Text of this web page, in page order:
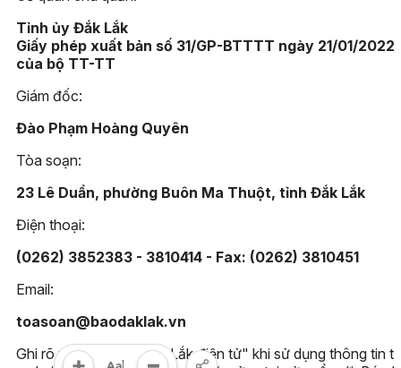
Tỉnh ủy Đắk Lắk
Giấy phép xuất bản số 31/GP-BTTTT ngày 21/01/2022
của bộ TT-TT
Giám đốc:
Đào Phạm Hoàng Quyên
Tòa soạn:
23 Lê Duẩn, phường Buôn Ma Thuột, tỉnh Đắk Lắk
Điện thoại:
(0262) 3852383 - 3810414 - Fax: (0262) 3810451
Email:
toasoan@baodaklak.vn
Ghi rõ nguồn "Báo Đắk Lắk điện tử" khi sử dụng thông tin